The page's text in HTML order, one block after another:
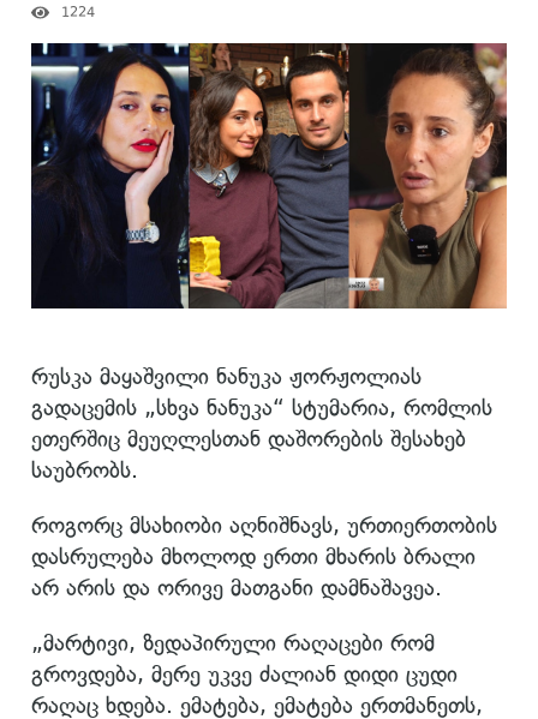
1224
რუსკა მაყაშვილი ნანუკა ჟორჟოლიას
გადაცემის „სხვა ნანუკა“ სტუმარია, რომლის
ეთერშიც მეუღლესთან დაშორების შესახებ
საუბრობს.
როგორც მსახიობი აღნიშნავს, ურთიერთობის
დასრულება მხოლოდ ერთი მხარის ბრალი
არ არის და ორივე მათგანი დამნაშავეა.
„მარტივი, ზედაპირული რაღაცები რომ
გროვდება, მერე უკვე ძალიან დიდი ცუდი
რაღაც ხდება. ემატება, ემატება ერთმანეთს,